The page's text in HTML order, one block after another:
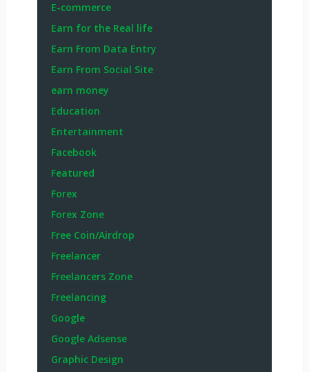
E-commerce
Earn for the Real life
Earn From Data Entry
Earn From Social Site
earn money
Education
Entertainment
Facebook
Featured
Forex
Forex Zone
Free Coin/Airdrop
Freelancer
Freelancers Zone
Freelancing
Google
Google Adsense
Graphic Design